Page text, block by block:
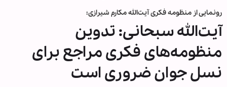
رونمایی از منظومه فکری آیت‌الله مکارم شیرازی:
آیت‌الله سبحانی: تدوین
منظومه‌های فکری مراجع برای
نسل جوان ضروری است